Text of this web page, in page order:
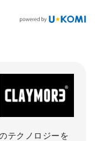
テクノロジーを